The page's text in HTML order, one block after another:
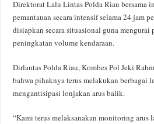
Direktorat Lalu Lintas Polda Riau bersama
pemantauan secara intensif selama 24 jam
disiapkan secara situasional guna mengurai
peningkatan volume kendaraan.
Dirlantas Polda Riau, Kombes Pol Jeki
bahwa pihaknya terus melakukan berbagai
mengantisipasi lonjakan arus balik.
“Kami terus melaksanakan monitoring arus